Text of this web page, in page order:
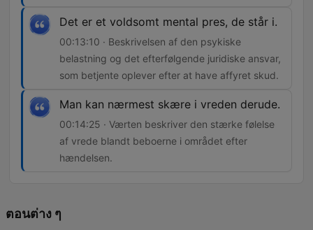
Det er et voldsomt mental pres, de står i.
00:13:10 · Beskrivelsen af den psykiske
belastning og det efterfølgende juridiske ansvar,
som betjente oplever efter at have affyret skud.
Man kan nærmest skære i vreden derude.
00:14:25 · Værten beskriver den stærke følelse
af vrede blandt beboerne i området efter
hændelsen.
ตอนต่าง ๆ